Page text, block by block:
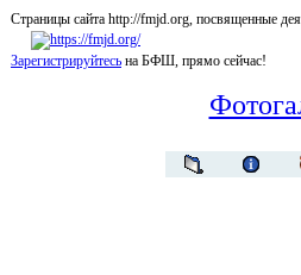
Страницы сайта http://fmjd.org,
Зарегистрируйтесь на БФШ, прямо сейчас!